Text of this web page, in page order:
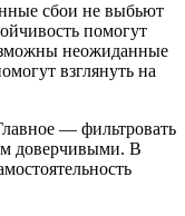
сбои не выбьют
помогут
неожиданные
взглянуть на
— фильтровать
доверчивыми. В